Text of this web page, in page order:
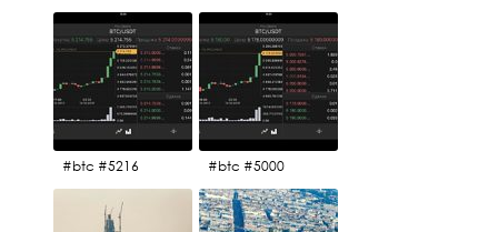
#btc #5216 #btc #5000